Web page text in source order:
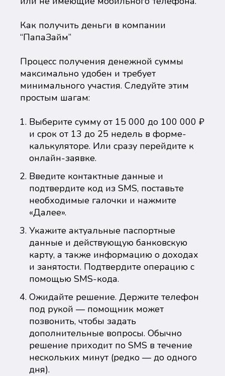
Как получить деньги в компании
“ПапаЗайм”
Процесс получения денежной суммы
максимально удобен и требует
минимального участия. Следуйте этим
простым шагам:
Выберите сумму от 15 000 до 100 000 ₽
и срок от 13 до 25 недель в форме-
калькуляторе. Или сразу перейдите к
онлайн-заявке.
Введите контактные данные и
подтвердите код из SMS, поставьте
необходимые галочки и нажмите
«Далее».
Укажите актуальные паспортные
данные и действующую банковскую
карту, а также информацию о доходах
и занятости. Подтвердите операцию с
помощью SMS-кода.
Ожидайте решение. Держите телефон
под рукой — помощник может
позвонить, чтобы задать
дополнительные вопросы. Обычно
решение приходит по SMS в течение
нескольких минут (редко — до одного
дня).